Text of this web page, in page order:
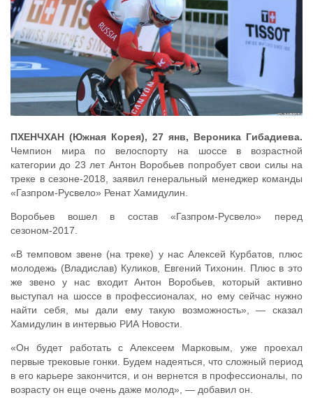
ПХЕНЧХАН (Южная Корея), 27 янв, Вероника Гибадиева.
Чемпион мира по велоспорту на шоссе в возрастной
категории до 23 лет Антон Воробьев попробует свои силы на
треке в сезоне-2018, заявил генеральный менеджер команды
«Газпром-Русвело» Ренат Хамидулин.
Воробьев вошел в состав «Газпром-Русвело» перед
сезоном-2017.
«В темповом звене (на треке) у нас Алексей Курбатов, плюс
молодежь (Владислав) Куликов, Евгений Тихонин. Плюс в это
же звено у нас входит Антон Воробьев, который активно
выступал на шоссе в профессионалах, но ему сейчас нужно
найти себя, мы дали ему такую возможность», — сказал
Хамидулин в интервью РИА Новости.
«Он будет работать с Алексеем Марковым, уже проехал
первые трековые гонки. Будем надеяться, что сложный период
в его карьере закончится, и он вернется в профессионалы, по
возрасту он еще очень даже молод», — добавил он.